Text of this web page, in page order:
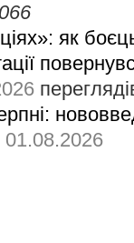
як
01.08.2026